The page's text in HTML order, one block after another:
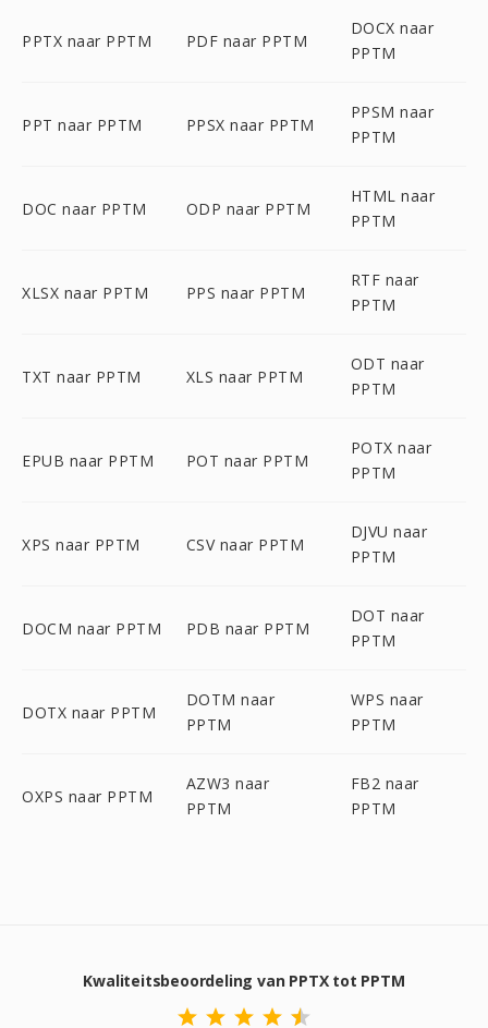
PPTX naar PPTM PDF naar PPTM
DOCX naar
PPTM
PPT naar PPTM PPSX naar PPTM
PPSM naar
PPTM
DOC naar PPTM ODP naar PPTM
HTML naar
PPTM
XLSX naar PPTM PPS naar PPTM
RTF naar
PPTM
TXT naar PPTM XLS naar PPTM
ODT naar
PPTM
EPUB naar PPTM POT naar PPTM
POTX naar
PPTM
XPS naar PPTM CSV naar PPTM
DJVU naar
PPTM
DOCM naar PPTM PDB naar PPTM
DOT naar
PPTM
DOTX naar PPTM
DOTM naar
PPTM
WPS naar
PPTM
OXPS naar PPTM
AZW3 naar
PPTM
FB2 naar
PPTM
Kwaliteitsbeoordeling van PPTX tot PPTM